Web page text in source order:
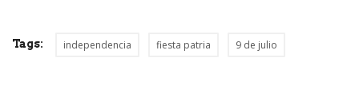
Tags: independencia fiesta patria 9 de julio